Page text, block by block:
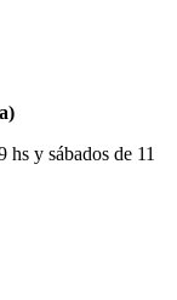
hs y sábados de 11